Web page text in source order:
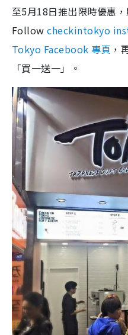
至5月18日推出限時優惠
Followcheckintokyo
Tokyo Facebook 專頁 ，
「買一送一」。